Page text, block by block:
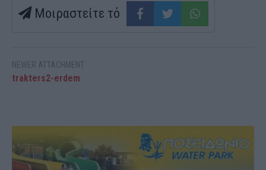
Μοιραστείτε τό
NEWER ATTACHMENT
trakters2-erdem